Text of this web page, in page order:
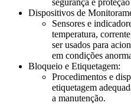
Dispositivos de
Sensores e
temperatura,
ser usados para
em condições
Bloqueio e Etiquetagem:
Procedimentos e
etiquetagem
a manutenção.